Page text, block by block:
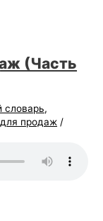
(Часть
словарь,
продаж /